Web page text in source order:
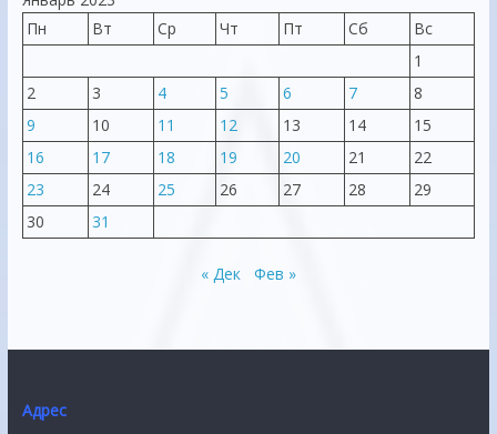
Пн
Вт Ср Чт Пт Сб
Вс
1
2
3 4 5 6 7
8
9
10 11 12 13 14
15
16
17 18 19 20 21
22
23
24 25 26 27 28
29
30
31
« Дек Фев »
Адрес